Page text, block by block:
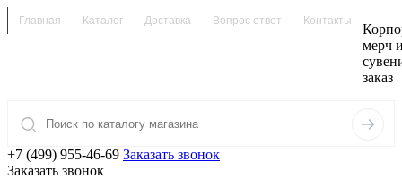
Главная Каталог Доставка Вопрос ответ Контакты
мерч
заказ
+7 (499) 955-46-69 Заказать звонок
Заказать звонок